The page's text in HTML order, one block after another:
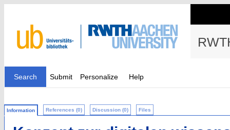
Search Submit Personalize Help
Information References (0) Discussion (0) Files